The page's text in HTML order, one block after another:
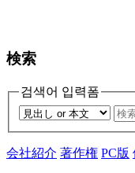
検索
검색어 입력폼
会社紹介 著作権 PC版